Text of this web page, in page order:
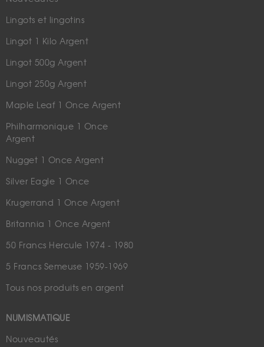
Lingots et lingotins
Lingot 1 Kilo Argent
Lingot 500g Argent
Lingot 250g Argent
Maple Leaf 1 Once Argent
Philharmonique 1 Once
Argent
Nugget 1 Once Argent
Silver Eagle 1 Once
Krugerrand 1 Once Argent
Britannia 1 Once Argent
50 Francs Hercule 1974 - 1980
5 Francs Semeuse 1959-1969
Tous nos produits en argent
NUMISMATIQUE
Nouveautés